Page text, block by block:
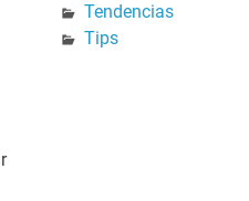
Tendencias
Tips